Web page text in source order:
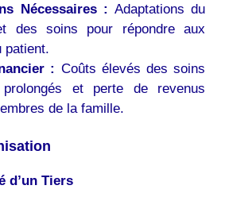
Nécessaires : Adaptations du
des soins pour répondre aux
patient.
: Coûts élevés des soins
prolongés et perte de revenus
de la famille.
d’un Tiers